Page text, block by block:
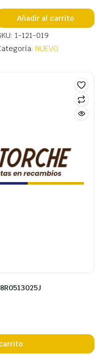
Añadir al carrito
1-121-019
NUEVO
8R0513025J